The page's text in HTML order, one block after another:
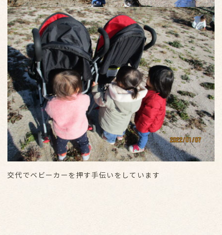
交代でベビーカーを押す手伝いをしています